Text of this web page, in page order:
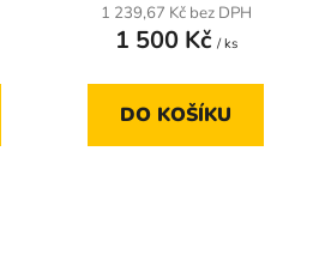
1 239,67 Kč bez DPH
1 500 Kč / ks
DO KOŠÍKU